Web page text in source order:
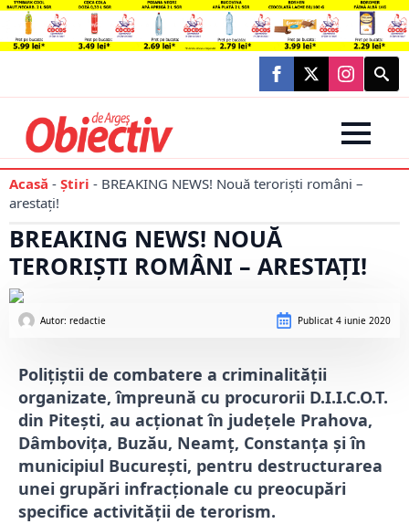
Search
for:
Acasă - Știri - BREAKING NEWS! Nouă teroriști români –
arestați!
BREAKING NEWS! NOUĂ
TERORIȘTI ROMÂNI – ARESTAȚI!
Autor: redactie Publicat 4 iunie 2020
Polițiștii de combatere a criminalității
organizate, împreună cu procurorii D.I.I.C.O.T.
din Pitești, au acționat în judeţele Prahova,
Dâmboviţa, Buzău, Neamţ, Constanţa şi în
municipiul Bucureşti, pentru destructurarea
unei grupări infracționale cu preocupări
specifice activităţii de terorism.